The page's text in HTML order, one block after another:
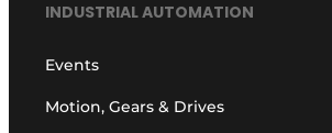
INDUSTRIAL AUTOMATION
Events
Motion, Gears & Drives